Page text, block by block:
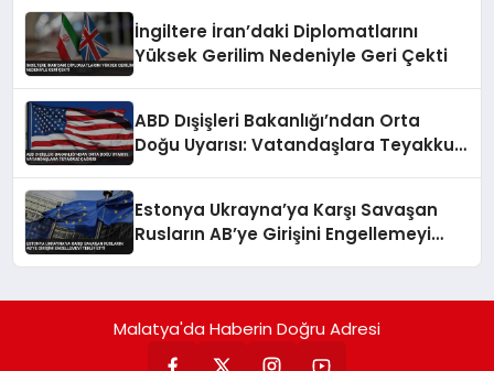
İngiltere İran’daki Diplomatlarını
Yüksek Gerilim Nedeniyle Geri Çekti
ABD Dışişleri Bakanlığı’ndan Orta
Doğu Uyarısı: Vatandaşlara Teyakkuz
Estonya Ukrayna’ya Karşı Savaşan
Rusların AB’ye Girişini Engellemeyi
Malatya'da Haberin Doğru Adresi